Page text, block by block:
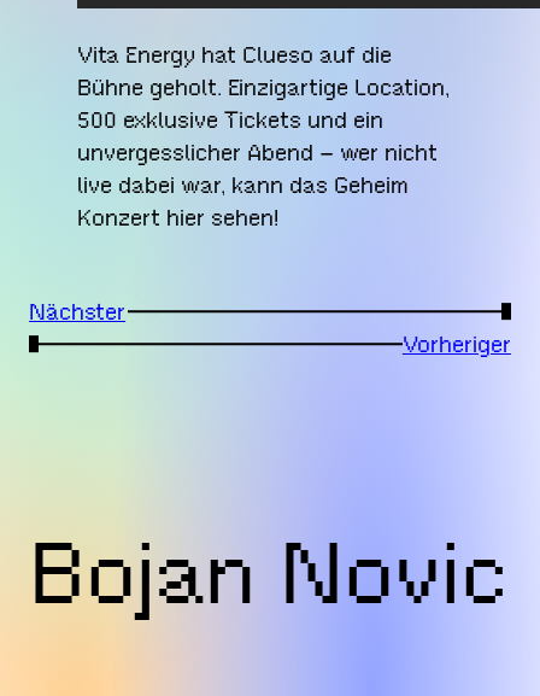
Vita Energy hat Clueso auf die
Bühne geholt. Einzigartige Location,
500 exklusive Tickets und ein
unvergesslicher Abend – wer nicht
live dabei war, kann das Geheim
Konzert hier sehen!
Nächster
→
←
Vorheriger
Bojan Novic